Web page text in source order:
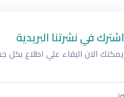
اشترك في نشرتنا البريدية
يمكنك الان البقاء علي اطلاع بكل